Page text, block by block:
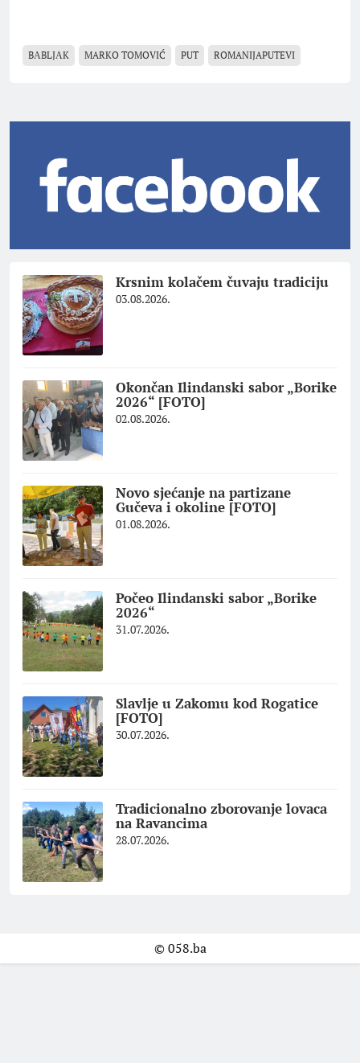
BАBLJАK MARKO TOMOVIĆ PUT ROMANIJAPUTEVI
Krsnim kolačem čuvaju tradiciju
03.08.2026.
Okončan Ilindanski sabor „Borike
2026“ [FOTO]
02.08.2026.
Novo sjećanje na partizane
Gučeva i okoline [FOTO]
01.08.2026.
Počeo Ilindanski sabor „Borike
2026“
31.07.2026.
Slavlje u Zakomu kod Rogatice
[FOTO]
30.07.2026.
Tradicionalno zborovanje lovaca
na Ravancima
28.07.2026.
© 058.ba